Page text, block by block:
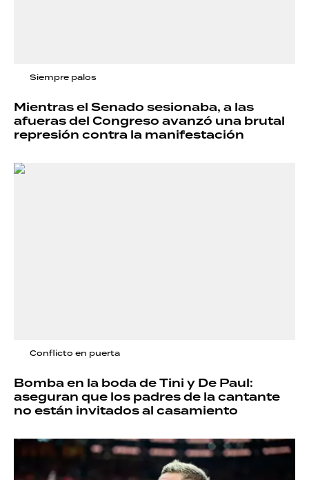
Siempre palos
Mientras el Senado sesionaba, a las
afueras del Congreso avanzó una brutal
represión contra la manifestación
Conflicto en puerta
Bomba en la boda de Tini y De Paul:
aseguran que los padres de la cantante
no están invitados al casamiento